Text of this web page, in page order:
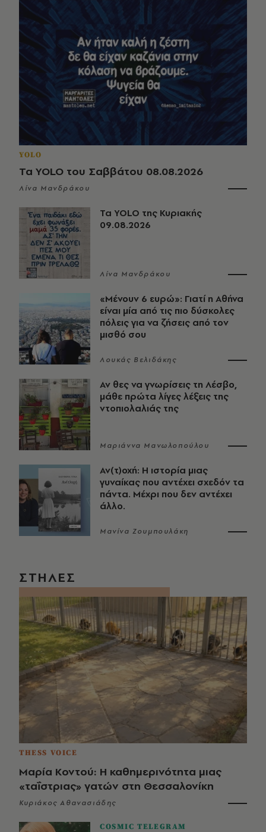
YOLO
Τα YOLO του Σαββάτου 08.08.2026
Λίνα Μανδράκου
Τα YOLO της Κυριακής
09.08.2026
Λίνα Μανδράκου
«Μένουν 6 ευρώ»: Γιατί η Αθήνα
είναι μία από τις πιο δύσκολες
πόλεις για να ζήσεις από τον
μισθό σου
Λουκάς Βελιδάκης
Αν θες να γνωρίσεις τη Λέσβο,
μάθε πρώτα λίγες λέξεις της
ντοπιολαλιάς της
Μαριάννα Μανωλοπούλου
Αν(τ)οχή: Η ιστορία μιας
γυναίκας που αντέχει σχεδόν τα
πάντα. Μέχρι που δεν αντέχει
άλλο.
Μανίνα Ζουμπουλάκη
ΣΤΗΛΕΣ
THESS VOICE
Μαρία Κοντού: Η καθημερινότητα μιας
«ταΐστριας» γατών στη Θεσσαλονίκη
Κυριάκος Αθανασιάδης
COSMIC TELEGRAM